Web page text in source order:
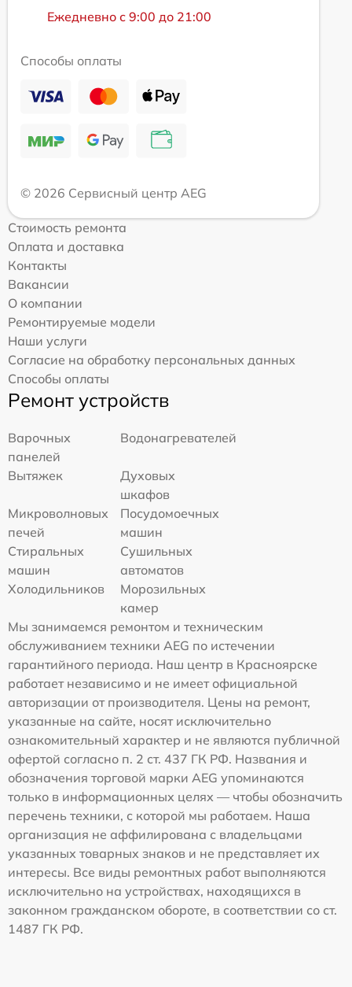
Ежедневно с 9:00 до 21:00
Способы оплаты
© 2026 Сервисный центр AEG
Стоимость ремонта
Оплата и доставка
Контакты
Вакансии
О компании
Ремонтируемые модели
Наши услуги
Согласие на обработку персональных данных
Способы оплаты
Ремонт устройств
Варочных
панелей
Водонагревателей
Вытяжек
Духовых
шкафов
Микроволновых
печей
Посудомоечных
машин
Стиральных
машин
Сушильных
автоматов
Холодильников
Морозильных
камер
Мы занимаемся ремонтом и техническим
обслуживанием техники AEG по истечении
гарантийного периода. Наш центр в Красноярске
работает независимо и не имеет официальной
авторизации от производителя. Цены на ремонт,
указанные на сайте, носят исключительно
ознакомительный характер и не являются публичной
офертой согласно п. 2 ст. 437 ГК РФ. Названия и
обозначения торговой марки AEG упоминаются
только в информационных целях — чтобы обозначить
перечень техники, с которой мы работаем. Наша
организация не аффилирована с владельцами
указанных товарных знаков и не представляет их
интересы. Все виды ремонтных работ выполняются
исключительно на устройствах, находящихся в
законном гражданском обороте, в соответствии со ст.
1487 ГК РФ.